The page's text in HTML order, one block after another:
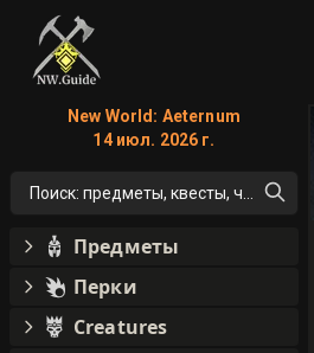
New World: Aeternum
14 июл. 2026 г.
Поиск: предметы, квесты, что
Предметы
Перки
Creatures